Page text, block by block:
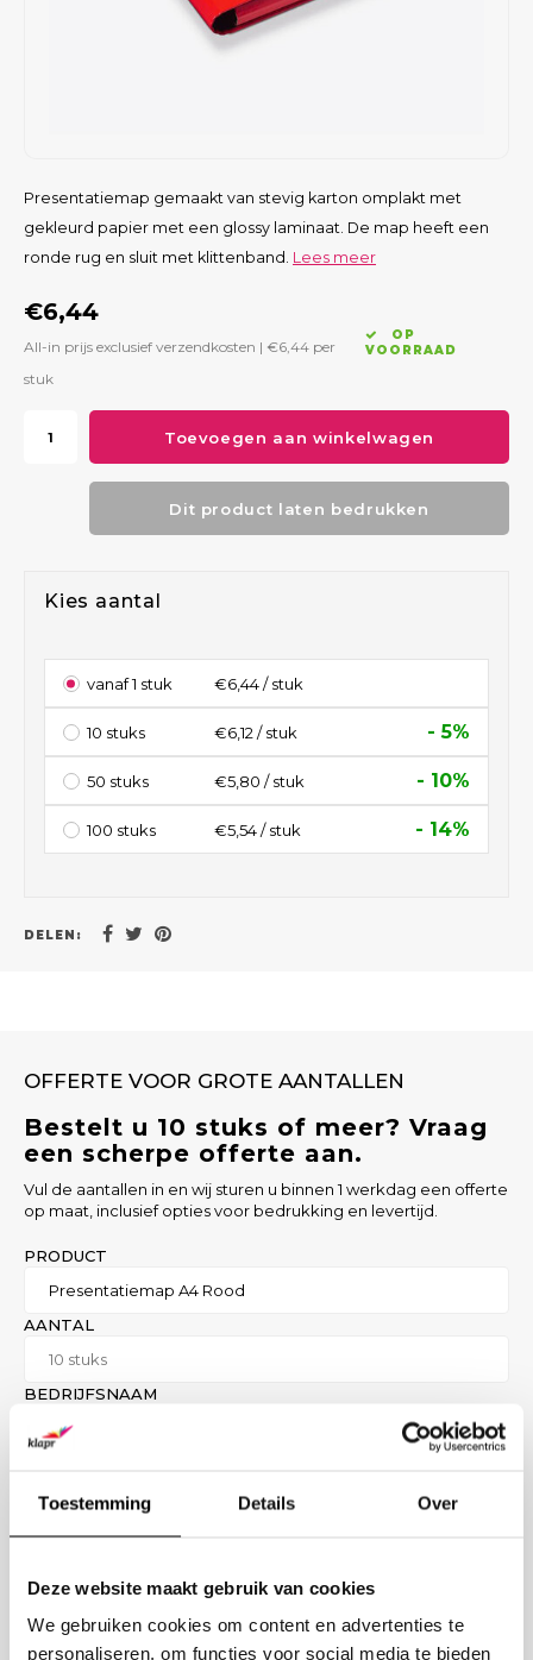
Toestemming Details Over
Deze website maakt gebruik van cookies
We gebruiken cookies om content en advertenties te
personaliseren, om functies voor social media te bieden
Presentatiemap gemaakt van stevig karton omplakt met
gekleurd papier met een glossy laminaat. De map heeft een
ronde rug en sluit met klittenband. Lees meer
€6,44
All-in prijs exclusief verzendkosten | €6,44 per
stuk
OP
VOORRAAD
Toevoegen aan winkelwagen
Dit product laten bedrukken
Kies aantal
vanaf 1 stuk €6,44 / stuk
10 stuks €6,12 / stuk - 5%
50 stuks €5,80 / stuk - 10%
100 stuks €5,54 / stuk - 14%
DELEN:
OFFERTE VOOR GROTE AANTALLEN
Bestelt u 10 stuks of meer? Vraag
een scherpe offerte aan.
Vul de aantallen in en wij sturen u binnen 1 werkdag een offerte
op maat, inclusief opties voor bedrukking en levertijd.
PRODUCT
AANTAL
BEDRIJFSNAAM
BEDRUKKING GEWENST? (OPTIONEEL)
Verstuur aanvraag